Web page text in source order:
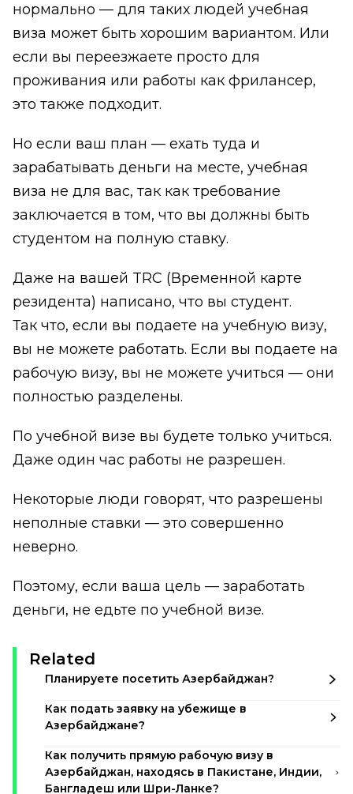
нормально — для таких людей учебная
виза может быть хорошим вариантом. Или
если вы переезжаете просто для
проживания или работы как фрилансер,
это также подходит.
Но если ваш план — ехать туда и
зарабатывать деньги на месте, учебная
виза не для вас, так как требование
заключается в том, что вы должны быть
студентом на полную ставку.
Даже на вашей TRC (Временной карте
резидента) написано, что вы студент.
Так что, если вы подаете на учебную визу,
вы не можете работать. Если вы подаете на
рабочую визу, вы не можете учиться — они
полностью разделены.
По учебной визе вы будете только учиться.
Даже один час работы не разрешен.
Некоторые люди говорят, что разрешены
неполные ставки — это совершенно
неверно.
Поэтому, если ваша цель — заработать
деньги, не едьте по учебной визе.
Related
Планируете посетить Азербайджан?
Как подать заявку на убежище в
Азербайджане?
Как получить прямую рабочую визу в
Азербайджан, находясь в Пакистане, Индии,
Бангладеш или Шри-Ланке?